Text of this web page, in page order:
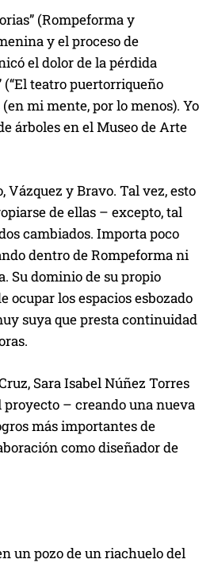
(Rompeforma y
y el proceso de
el dolor de la pérdida
teatro puertorriqueño
mi mente, por lo menos). Yo
árboles en el Museo de Arte
Vázquez y Bravo. Tal vez, esto
de ellas – excepto, tal
cambiados. Importa poco
dentro de Rompeforma ni
Su dominio de su propio
los espacios esbozado
suya que presta continuidad
Sara Isabel Núñez Torres
– creando una nueva
más importantes de
como diseñador de
un pozo de un riachuelo del